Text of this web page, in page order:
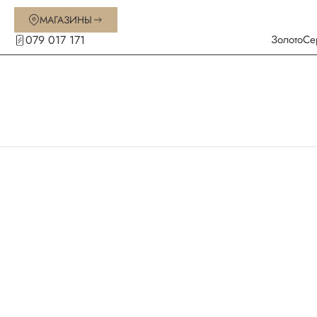
МАГАЗИНЫ
079 017 171 Золото